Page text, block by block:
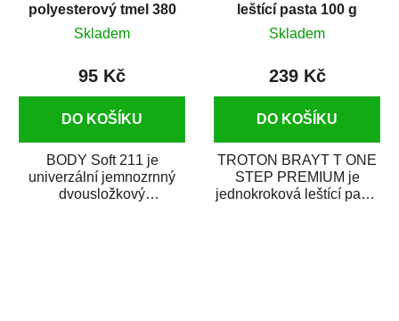
polyesterový tmel 380
g
Skladem
95 Kč
DO KOŠÍKU
BODY Soft 211 je
univerzální jemnozrnný
dvousložkový
leštící pasta 100 g
Skladem
239 Kč
DO KOŠÍKU
TROTON BRAYT T ONE
STEP PREMIUM je
jednokroková leštící pasta